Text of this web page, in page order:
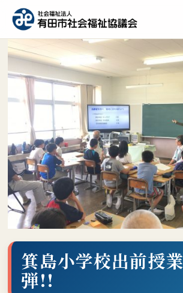
箕島小学校出前授
弾!!